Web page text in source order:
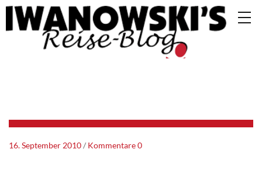
16. September 2010 Kommentare 0